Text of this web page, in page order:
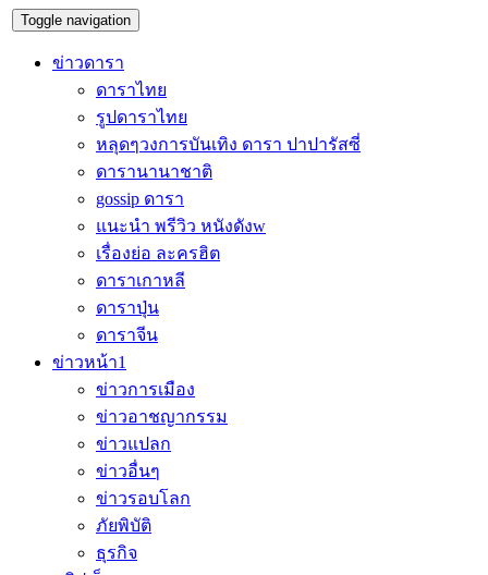
Toggle navigation
ข่าวดารา
ดาราไทย
รูปดาราไทย
หลุดๆวงการบันเทิง ดารา ปาปารัสซี่
ดารานานาชาติ
gossip ดารา
แนะนำ พรีวิว หนังดังw
เรื่องย่อ ละครฮิต
ดาราเกาหลี
ดาราปุ่น
ดาราจีน
ข่าวหน้า1
ข่าวการเมือง
ข่าวอาชญากรรม
ข่าวแปลก
ข่าวอื่นๆ
ข่าวรอบโลก
ภัยพิบัติ
ธุรกิจ